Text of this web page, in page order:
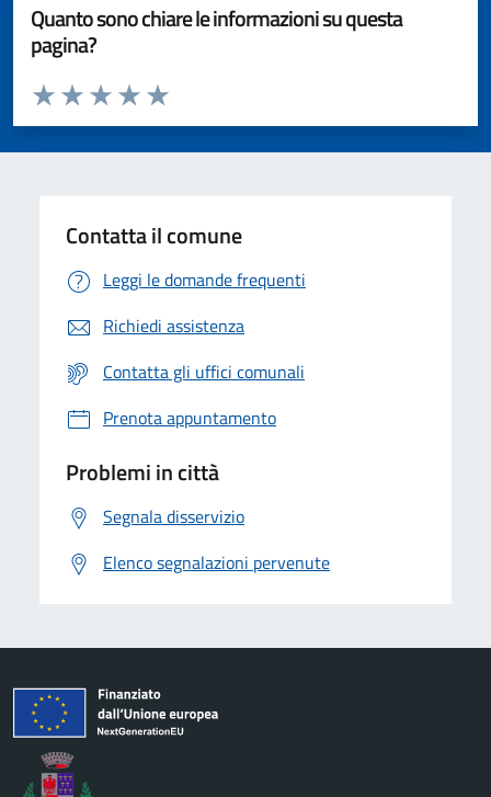
Quanto sono chiare le informazioni su questa
pagina?
Valuta da 1 a 5 stelle la pagina
Valuta 5 stelle su 5
Valuta 4 stelle su 5
Valuta 3 stelle su 5
Valuta 2 stelle su 5
Valuta 1 stelle su 5
Contatta il comune
Leggi le domande frequenti
Richiedi assistenza
Contatta gli uffici comunali
Prenota appuntamento
Problemi in città
Segnala disservizio
Elenco segnalazioni pervenute